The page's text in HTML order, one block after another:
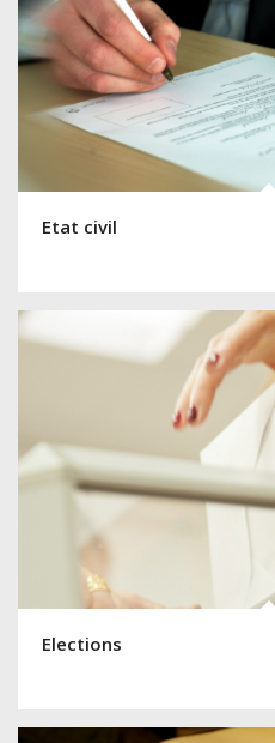
Etat civil
Elections